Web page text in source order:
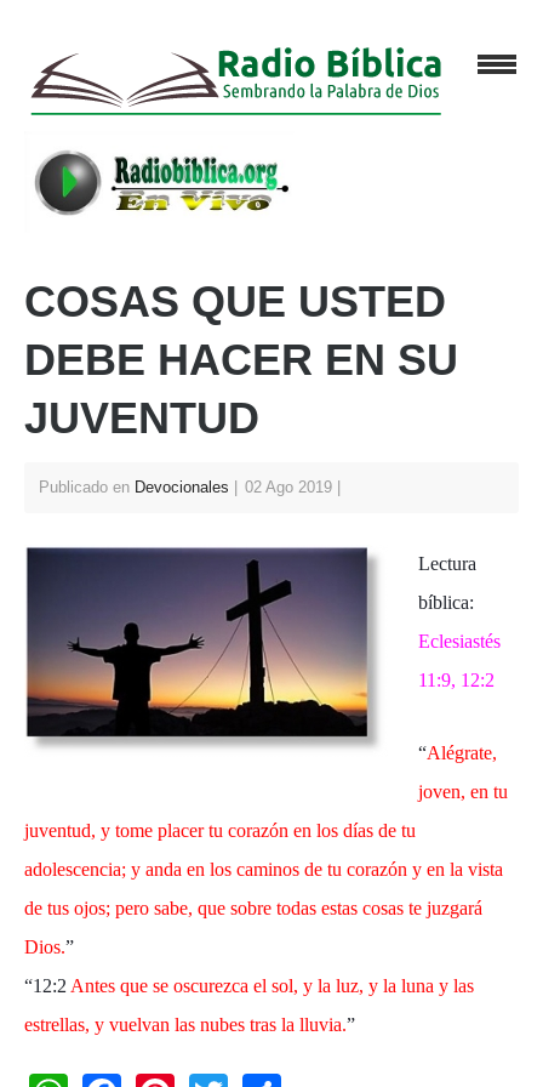
COSAS QUE USTED
DEBE HACER EN SU
JUVENTUD
Publicado en Devocionales 02 Ago 2019
Lectura
bíblica:
Eclesiastés
11:9, 12:2
“Alégrate,
joven, en tu
juventud, y tome placer tu corazón en los días de tu
adolescencia; y anda en los caminos de tu corazón y en la vista
de tus ojos; pero sabe, que sobre todas estas cosas te juzgará
Dios.”
“12:2 Antes que se oscurezca el sol, y la luz, y la luna y las
estrellas, y vuelvan las nubes tras la lluvia.”